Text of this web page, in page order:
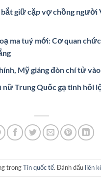
bắt giữ cặp vợ chồng người
ma tuý mới: Cơ quan
Mỹ giáng đòn chí tử vào
Trung Quốc gạ tình hối
trongTin quốc tế. Đánh dấu liên